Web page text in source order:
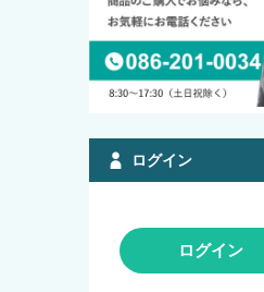
ログイン
ログイン